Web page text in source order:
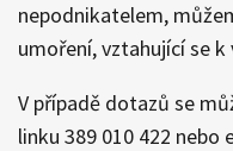
nepodnikatelem,
umoření, vztahující se
V případě dotazů se
linku 389 010 422 nebo